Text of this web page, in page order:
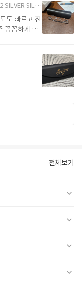
TRANSPARENT
도 빠르고 진
꼼꼼하게 찍
전체보기